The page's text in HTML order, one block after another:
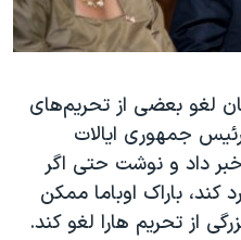
لغو بعضی از تحریم‌های
جمهوری ایالات
داد و نوشت حتی اگر
کند، باراک اوباما ممکن
از تحریم هارا لغو کند.